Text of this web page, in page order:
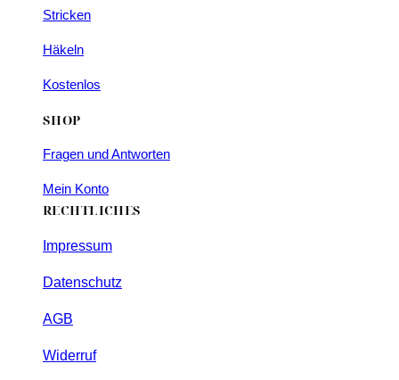
Stricken
Häkeln
Kostenlos
SHOP
Fragen und Antworten
Mein Konto
RECHTLICHES
Impressum
Datenschutz
AGB
Widerruf